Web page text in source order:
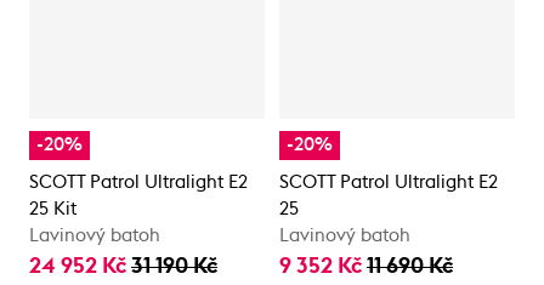
-20%
SCOTT Patrol Ultralight E2
25 Kit
Lavinový batoh
24 952 Kč 31 190 Kč
-20%
SCOTT Patrol Ultralight E2
25
Lavinový batoh
9 352 Kč 11 690 Kč